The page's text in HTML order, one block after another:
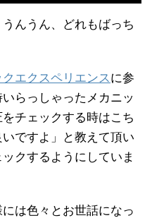
んうん、どれもばっち
エクスペリエンスに参
らっしゃったメカニッ
チェックする時はこち
ですよ」と教えて頂い
クするようにしていま
は色々とお世話になっ